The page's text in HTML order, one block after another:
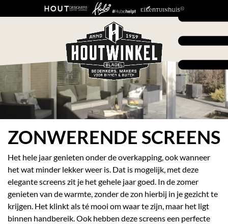
ZONWERENDE SCREENS
Het hele jaar genieten onder de overkapping, ook wanneer
het wat minder lekker weer is. Dat is mogelijk, met deze
elegante screens zit je het gehele jaar goed. In de zomer
genieten van de warmte, zonder de zon hierbij in je gezicht te
krijgen. Het klinkt als té mooi om waar te zijn, maar het ligt
binnen handbereik. Ook hebben deze screens een perfecte